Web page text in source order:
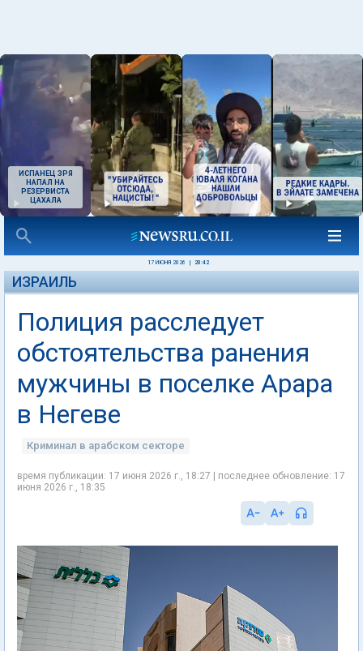
ИСПАНЕЦ ЗРЯ
НАПАЛ НА
РЕЗЕРВИСТА
ЦАХАЛА
17 ИЮНЯ 2026 20:42
ИЗРАИЛЬ
Полиция расследует
обстоятельства ранения
мужчины в поселке Арара
в Негеве
Криминал в арабском секторе
время публикации: 17 июня 2026 г., 18:27 | последнее обновление: 17
июня 2026 г., 18:35